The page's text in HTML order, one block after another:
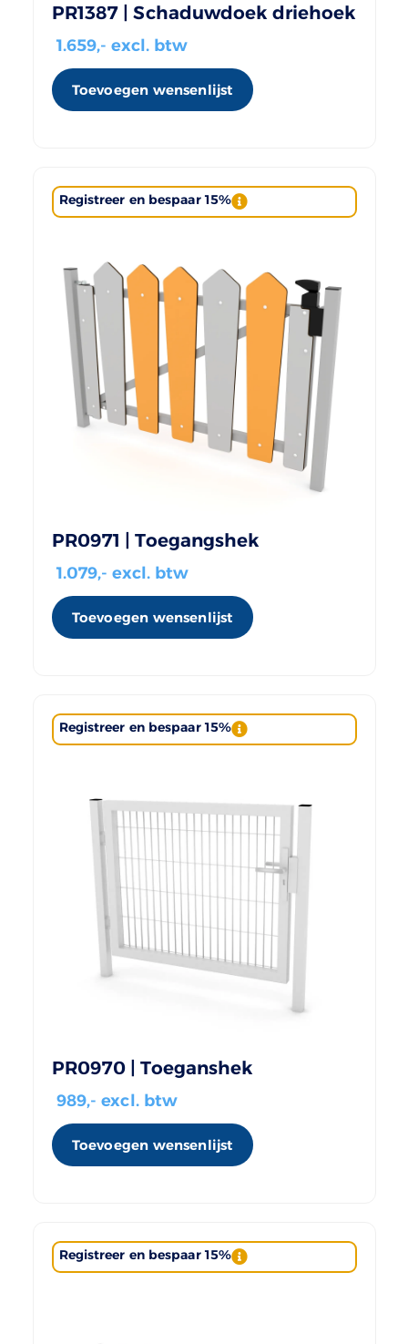
PR1387 | Schaduwdoek driehoek
1.659,- excl. btw
Toevoegen wensenlijst
Registreer en bespaar 15%
PR0971 | Toegangshek
1.079,- excl. btw
Toevoegen wensenlijst
Registreer en bespaar 15%
PR0970 | Toeganshek
989,- excl. btw
Toevoegen wensenlijst
Registreer en bespaar 15%